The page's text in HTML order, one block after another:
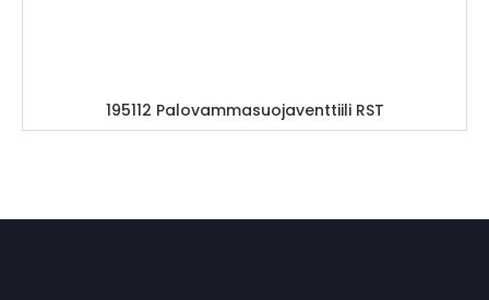
195112 Palovammasuojaventtiili RST